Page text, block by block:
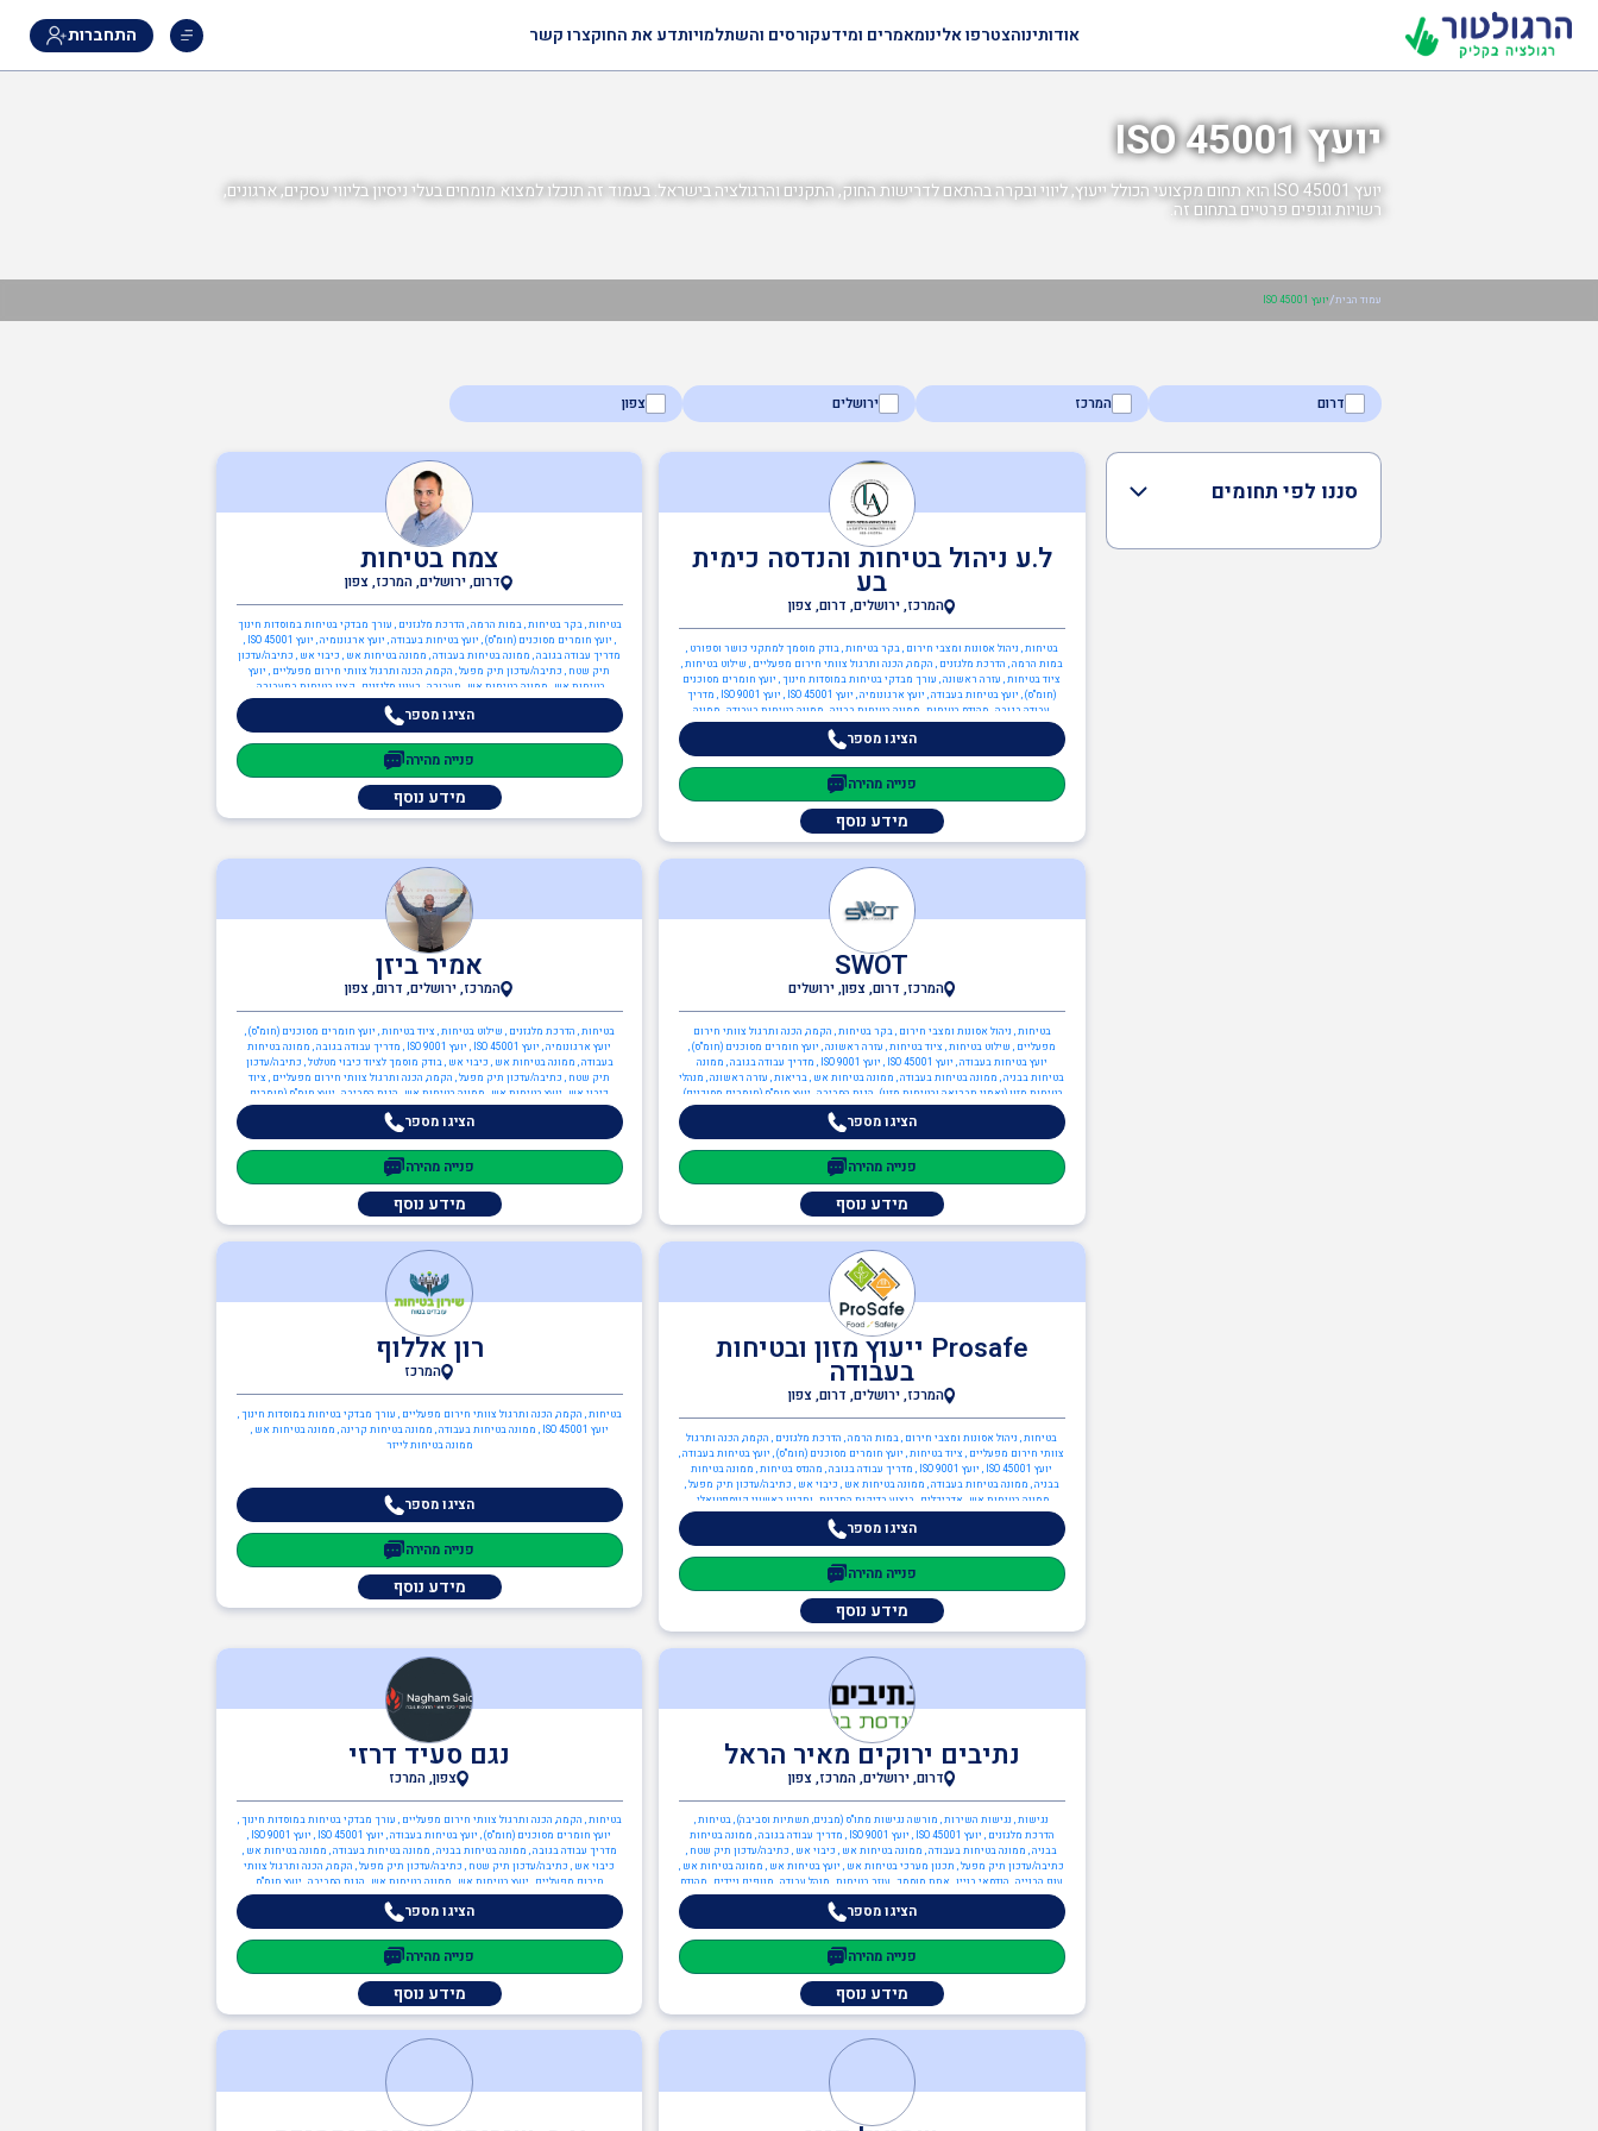
התחברות אודותינוהצטרפו אלינומאמרים ומידעקורסים והשתלמויותדע את החוקצרו קשר
יועץ ISO 45001
יועץ ISO 45001 הוא תחום מקצועי הכולל ייעוץ, ליווי ובקרה בהתאם לדרישות החוק, התקנים והרגולציה בישראל. בעמוד זה תוכלו למצוא מומחים בעלי ניסיון בליווי עסקים, ארגונים,
רשויות וגופים פרטיים בתחום זה.
עמוד הבית/יועץ ISO 45001
דרום המרכז ירושלים צפון
סננו לפי תחומים
ל.ע ניהול בטיחות והנדסה כימית
בע
המרכז, ירושלים, דרום, צפון
בטיחות , ניהול אסונות ומצבי חירום , בקר בטיחות , בודק מוסמך למתקני כושר וספורט ,
במות הרמה , הדרכת מלגזנים , הקמה, הכנה ותרגול צוותי חירום מפעליים , שילוט בטיחות ,
ציוד בטיחות , עזרה ראשונה , עורך מבדקי בטיחות במוסדות חינוך , יועץ חומרים מסוכנים
(חומ"ס) , יועץ בטיחות בעבודה , יועץ ארגונומיה , יועץ ISO 45001 , יועץ ISO 9001 , מדריך
עבודה בגובה , מהנדס בטיחות , ממונה בטיחות בבניה , ממונה בטיחות בעבודה , ממונה
בטיחות קרינה , ממונה בטיחות אש , ממונה בטיחות לייזר , כיבוי אש , ניהול אסונות ומצבי
חירום , בודק מוסמך ת"י 1001 חלק 6 - מערכות בישול , כתיבה/עדכון תיק שטח ,
כתיבה/עדכון תיק מפעל , ציוד כיבוי אש , תכנון מערכי בטיחות אש , יועץ בטיחות אש ,
ממונה בטיחות אש , הגנת הסביבה , יועץ חומ"ס (חומרים מסוכנים) , יועץ הגנת הסביבה , יועץ
ISO 14001 , מהנדסי סביבה , ממונה קרינה מייננת , מהנדסים והנדסאים , הנדסאי כימיה ,
מהנדס כימיה , מהנדסי בטיחות
הציגו מספר
פנייה מהירה
מידע נוסף
צמח בטיחות
דרום, ירושלים, המרכז, צפון
בטיחות , בקר בטיחות , במות הרמה , הדרכת מלגזנים , עורך מבדקי בטיחות במוסדות חינוך
, יועץ חומרים מסוכנים (חומ"ס) , יועץ בטיחות בעבודה , יועץ ארגונומיה , יועץ ISO 45001 ,
מדריך עבודה בגובה , ממונה בטיחות בעבודה , ממונה בטיחות אש , כיבוי אש , כתיבה/עדכון
תיק שטח , כתיבה/עדכון תיק מפעל , הקמה, הכנה ותרגול צוותי חירום מפעליים , יועץ
בטיחות אש , ממונה בטיחות אש , תעבורה , רענון מלגזנים , קצין בטיחות בתעבורה ,
מלגזנים
הציגו מספר
פנייה מהירה
מידע נוסף
SWOT
המרכז, דרום, צפון, ירושלים
בטיחות , ניהול אסונות ומצבי חירום , בקר בטיחות , הקמה, הכנה ותרגול צוותי חירום
מפעליים , שילוט בטיחות , ציוד בטיחות , עזרה ראשונה , יועץ חומרים מסוכנים (חומ"ס) ,
יועץ בטיחות בעבודה , יועץ ISO 45001 , יועץ ISO 9001 , מדריך עבודה בגובה , ממונה
בטיחות בבניה , ממונה בטיחות בעבודה , ממונה בטיחות אש , בריאות , עזרה ראשונה , מנהלי
בטיחות מזון (נאמני תברואה ובטיחות מזון) , הגנת הסביבה , יועץ חומ"ס (חומרים מסוכנים) ,
יועץ הגנת הסביבה , יועץ ISO 14001 , ענף הבנייה , בקר בטיחות , ממונה בטיחות בבניה ,
מהנדסים והנדסאים , הנדסאי מכונות , הנדסאים
הציגו מספר
פנייה מהירה
מידע נוסף
אמיר ביזן
המרכז, ירושלים, דרום, צפון
בטיחות , הדרכת מלגזנים , שילוט בטיחות , ציוד בטיחות , יועץ חומרים מסוכנים (חומ"ס) ,
יועץ ארגונומיה , יועץ ISO 45001 , יועץ ISO 9001 , מדריך עבודה בגובה , ממונה בטיחות
בעבודה , ממונה בטיחות אש , כיבוי אש , בודק מוסמך לציוד כיבוי מטלטל , כתיבה/עדכון
תיק שטח , כתיבה/עדכון תיק מפעל , הקמה, הכנה ותרגול צוותי חירום מפעליים , ציוד
כיבוי אש , יועץ בטיחות אש , ממונה בטיחות אש , הגנת הסביבה , יועץ חומ"ס (חומרים
מסוכנים) , יועץ הגנת הסביבה , יועץ ISO 14001
הציגו מספר
פנייה מהירה
מידע נוסף
Prosafe ייעוץ מזון ובטיחות
בעבודה
המרכז, ירושלים, דרום, צפון
בטיחות , ניהול אסונות ומצבי חירום , במות הרמה , הדרכת מלגזנים , הקמה, הכנה ותרגול
צוותי חירום מפעליים , ציוד בטיחות , יועץ חומרים מסוכנים (חומ"ס) , יועץ בטיחות בעבודה ,
יועץ ISO 45001 , יועץ ISO 9001 , מדריך עבודה בגובה , מהנדס בטיחות , ממונה בטיחות
בבניה , ממונה בטיחות בעבודה , ממונה בטיחות אש , כיבוי אש , כתיבה/עדכון תיק מפעל ,
ממונה בטיחות אש , אדריכלים , ביצוע בדיקות התכנות , ותכנון ראשוני קונספטואלי ,
אדריכל מזון , אדריכלות תעשייתית , מהנדסים והנדסאים , מהנדס מזון , מהנדסי בטיחות
הציגו מספר
פנייה מהירה
מידע נוסף
רון אללוף
המרכז
בטיחות , הקמה, הכנה ותרגול צוותי חירום מפעליים , עורך מבדקי בטיחות במוסדות חינוך ,
יועץ ISO 45001 , ממונה בטיחות בעבודה , ממונה בטיחות קרינה , ממונה בטיחות אש ,
ממונה בטיחות לייזר
הציגו מספר
פנייה מהירה
מידע נוסף
נתיבים ירוקים מאיר הראל
דרום, ירושלים, המרכז, צפון
נגישות , נגישות השירות , מורשה נגישות מתו"ס (מבנים, תשתיות וסביבה) , בטיחות ,
הדרכת מלגזנים , יועץ ISO 45001 , יועץ ISO 9001 , מדריך עבודה בגובה , ממונה בטיחות
בבניה , ממונה בטיחות בעבודה , ממונה בטיחות אש , כיבוי אש , כתיבה/עדכון תיק שטח ,
כתיבה/עדכון תיק מפעל , תכנון מערכי בטיחות אש , יועץ בטיחות אש , ממונה בטיחות אש ,
ענף הבנייה , הנדסאי בניין , אתת מוסמך , עוזר בטיחות , מנהל עבודה , מנופים ניידים , מהנדס
מבנים קונסטרוקטור , ממונה בטיחות בבניה
הציגו מספר
פנייה מהירה
מידע נוסף
נגם סעיד דרזי
צפון, המרכז
בטיחות , הקמה, הכנה ותרגול צוותי חירום מפעליים , עורך מבדקי בטיחות במוסדות חינוך ,
יועץ חומרים מסוכנים (חומ"ס) , יועץ בטיחות בעבודה , יועץ ISO 45001 , יועץ ISO 9001 ,
מדריך עבודה בגובה , ממונה בטיחות בבניה , ממונה בטיחות בעבודה , ממונה בטיחות אש ,
כיבוי אש , כתיבה/עדכון תיק שטח , כתיבה/עדכון תיק מפעל , הקמה, הכנה ותרגול צוותי
חירום מפעליים , יועץ בטיחות אש , ממונה בטיחות אש , הגנת הסביבה , יועץ חומ"ס
(חומרים מסוכנים) , יועץ ISO 14001 , מהנדסים והנדסאים , הנדסאי מכשור רפואי
הציגו מספר
פנייה מהירה
מידע נוסף